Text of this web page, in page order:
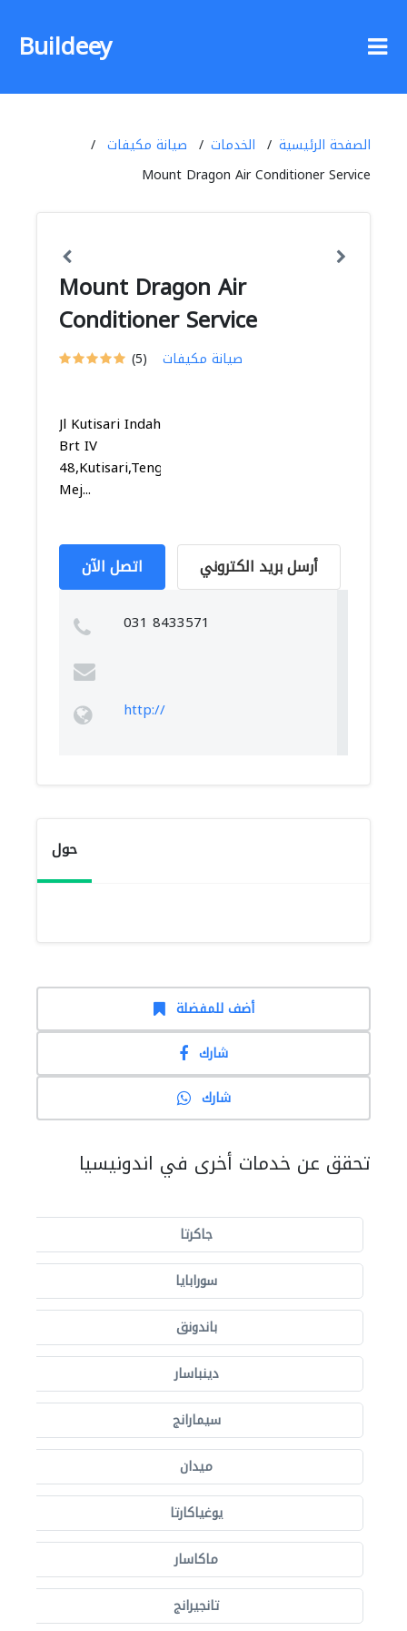
Buildeey
الصفحة الرئيسية الخدمات
صيانة مكيفات
Mount Dragon Air Conditioner Service
Mount Dragon Air
Conditioner Service
(5) صيانة مكيفات
Jl Kutisari Indah
Brt IV
48,Kutisari,Tenggilis
Mej...
اتصل الآن أرسل بريد الكتروني
031 8433571
http://
حول
أضف للمفضلة
شارك
شارك
تحقق عن خدمات أخرى في اندونيسيا
جاكرتا
سورابايا
باندونق
دينباسار
سيمارانج
ميدان
يوغياكارتا
ماكاسار
تانجيرانج